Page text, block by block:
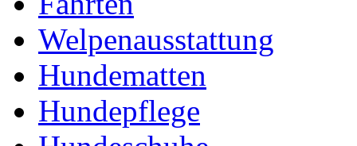
Welpenausstattung
Hundematten
Hundepflege